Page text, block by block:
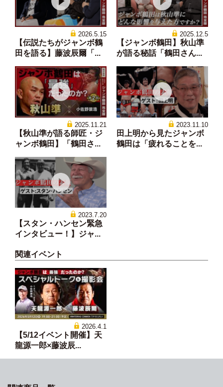
2026.5.15
【伝説たちがジャンボ鶴
田を語る】藤波辰爾「...
2025.12.5
【ジャンボ鶴田】秋山準
が語る秘話「鶴田さん...
2025.11.21
【秋山準が語る師匠・ジ
ャンボ鶴田】「鶴田さ...
2023.11.10
田上明から見たジャンボ
鶴田は「疲れることを...
2023.7.20
【スタン・ハンセン緊急
インタビュー！】ジャ...
関連イベント
2026.4.1
【5/12イベント開催】天
龍源一郎×藤波辰...